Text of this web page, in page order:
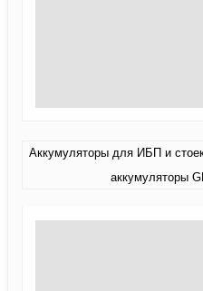
Аккумуляторы для ИБП и
аккумуляторы